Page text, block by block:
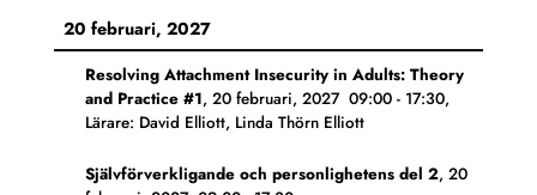
20 februari, 2027
Resolving Attachment Insecurity in Adults: Theory
and Practice #1, 20 februari, 2027 09:00- 17:30,
Lärare: David Elliott, Linda Thörn Elliott
Självförverkligande och personlighetens del 2, 20